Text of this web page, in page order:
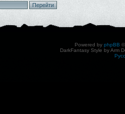
Powered by phpBB
DarkFantasy Style by Arm